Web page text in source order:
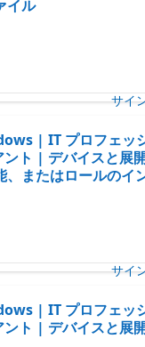
イル
サイ
| IT プロフェッ
ト | デバイスと展
、またはロールのイ
サイ
| IT プロフェッ
ト | デバイスと展